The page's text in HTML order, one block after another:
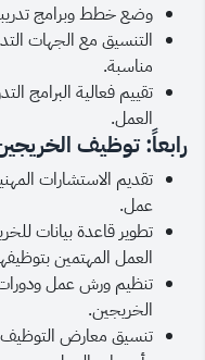
وضع خطط وبرامج
التنسيق مع الجهات
مناسبة.
تقييم فعالية البرامج
العمل.
رابعاً: توظيف
تقديم الاستشارات
عمل.
تطوير قاعدة بيانات
العمل المهتمين
تنظيم ورش عمل
الخريجين.
تنسيق معارض التوظيف